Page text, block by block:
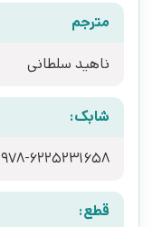
مترجم
ناهید سلطانی
شابک:
978-6225231658
قطع: